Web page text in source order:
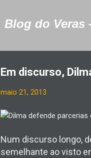
Blog do Veras
Em discurso,
maio 21, 2013
Num discurso longo,
semelhante ao visto